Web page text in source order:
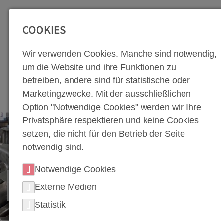
Zur Top Navigation springen [Alt+1]Zur Hauptnavigation
KALTUMFORMUNG
COOKIES
Wir verwenden Cookies. Manche sind notwendig,
um die Website und ihre Funktionen zu
betreiben, andere sind für statistische oder
Marketingzwecke. Mit der ausschließlichen
Option "Notwendige Cookies" werden wir Ihre
Privatsphäre respektieren und keine Cookies
setzen, die nicht für den Betrieb der Seite
notwendig sind.
Notwendige Cookies
Externe Medien
Statistik